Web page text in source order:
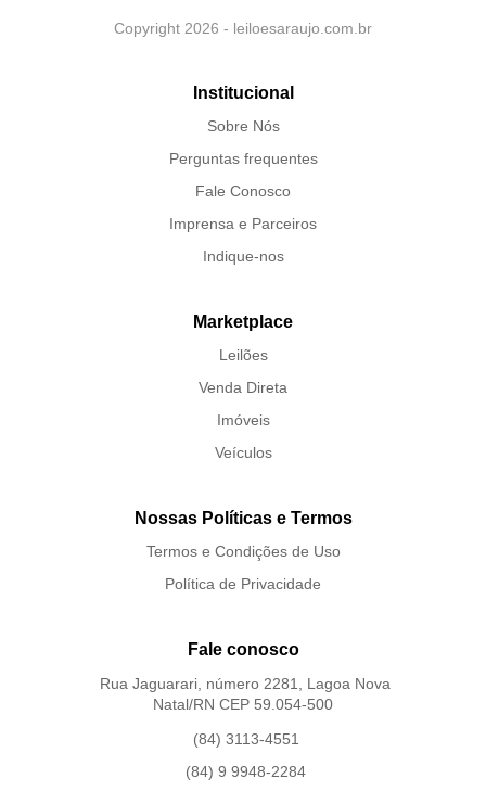
Copyright 2026 - leiloesaraujo.com.br
Institucional
Sobre Nós
Perguntas frequentes
Fale Conosco
Imprensa e Parceiros
Indique-nos
Marketplace
Leilões
Venda Direta
Imóveis
Veículos
Nossas Políticas e Termos
Termos e Condições de Uso
Política de Privacidade
Fale conosco
Rua Jaguarari, número 2281, Lagoa Nova
Natal/RN CEP 59.054-500
(84) 3113-4551
(84) 9 9948-2284